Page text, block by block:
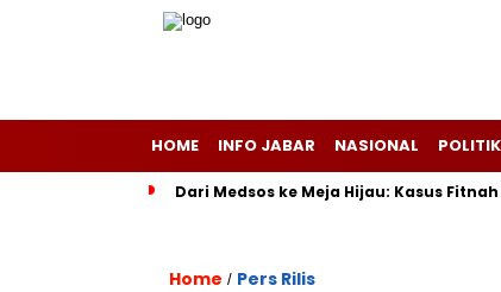
HOME INFO JABAR NASIONAL POLITIK
Dari Medsos ke Meja Hijau: Kasus
Home / Pers Rilis